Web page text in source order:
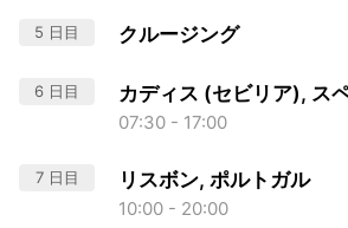
5 日目 クルージング
6 日目 カディス (セビリア), ス
07:30 - 17:00
7 日目 リスボン, ポルトガル
10:00 - 20:00